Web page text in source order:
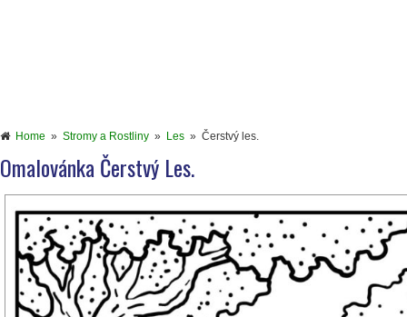
Home » Stromy a Rostliny » Les » Čerstvý les.
Omalovánka Čerstvý Les.